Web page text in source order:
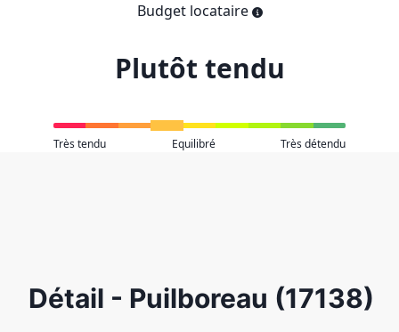
Budget locataire
Plutôt tendu
Très tendu Equilibré Très détendu
Détail - Puilboreau (17138)